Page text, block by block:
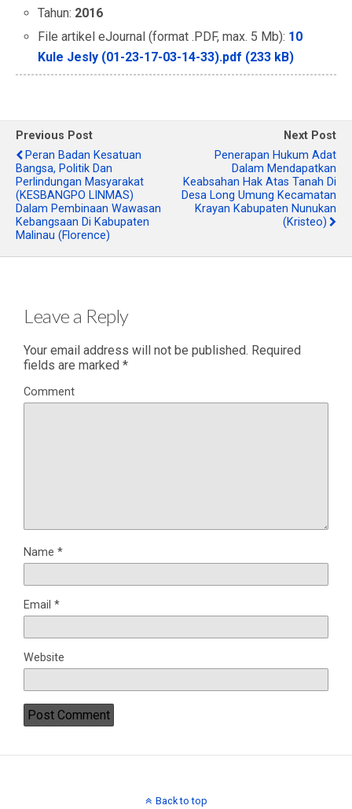
Tahun: 2016
File artikel eJournal (format .PDF, max. 5 Mb): 10
Kule Jesly (01-23-17-03-14-33).pdf (233 kB)
Previous Post
Peran Badan Kesatuan
Bangsa, Politik Dan
Perlindungan Masyarakat
(KESBANGPO LINMAS)
Dalam Pembinaan Wawasan
Kebangsaan Di Kabupaten
Malinau (Florence)
Next Post
Penerapan Hukum Adat
Dalam Mendapatkan
Keabsahan Hak Atas Tanah Di
Desa Long Umung Kecamatan
Krayan Kabupaten Nunukan
(Kristeo)
Leave a Reply
Your email address will not be published. Required
fields are marked *
Comment
Name *
Email *
Website
Back to top